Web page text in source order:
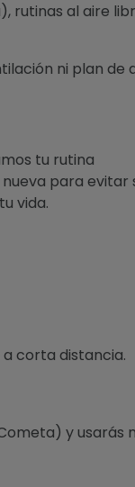
rutinas al aire
ni plan
tu rutina
para evitar
vida.
corta distancia.
y usarás